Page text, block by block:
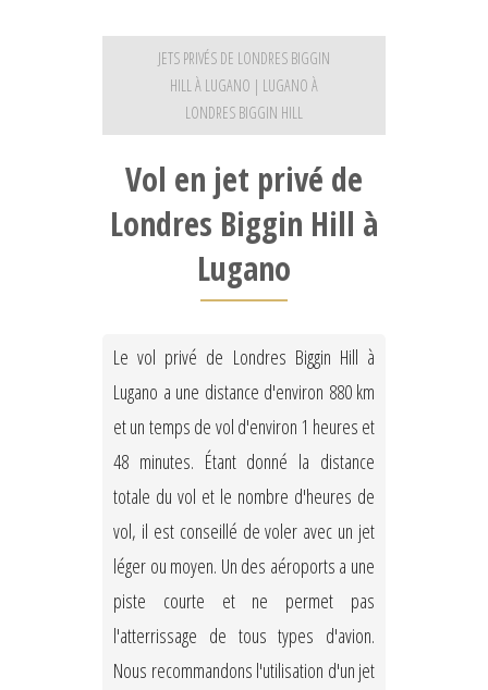
JETS PRIVÉS DE LONDRES BIGGIN
HILL À LUGANO | LUGANO À
LONDRES BIGGIN HILL
Vol en jet privé de
Londres Biggin Hill à
Lugano
Le vol privé de Londres Biggin Hill à
Lugano a une distance d'environ 880 km
et un temps de vol d'environ 1 heures et
48 minutes. Étant donné la distance
totale du vol et le nombre d'heures de
vol, il est conseillé de voler avec un jet
léger ou moyen. Un des aéroports a une
piste courte et ne permet pas
l'atterrissage de tous types d'avion.
Nous recommandons l'utilisation d'un jet